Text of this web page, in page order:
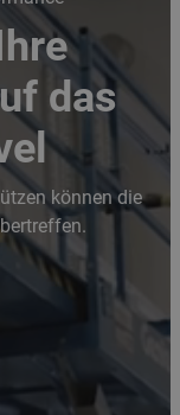
das
können die